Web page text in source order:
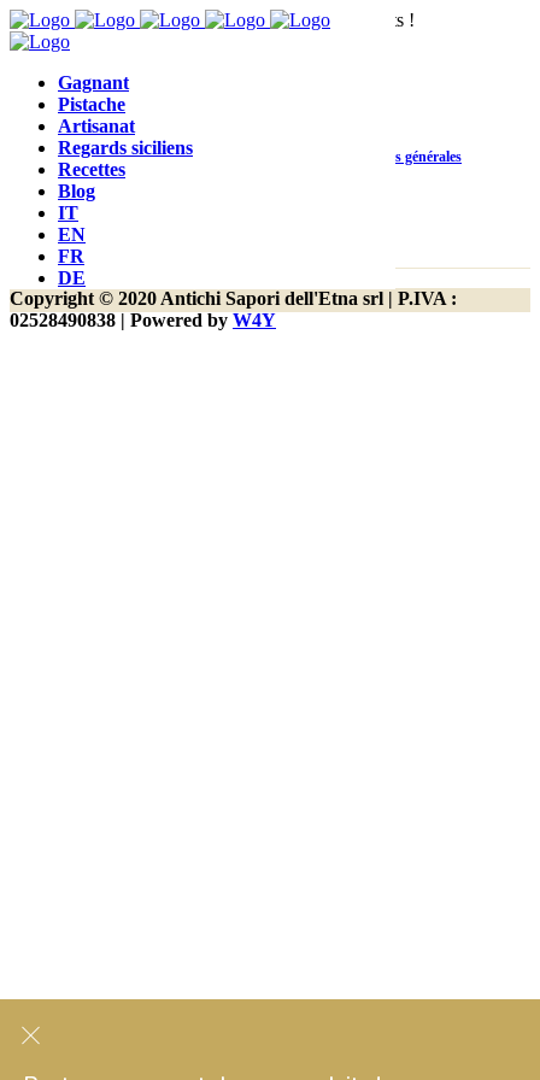
Gagnant
Pistache
Artisanat
Regards siciliens
Recettes
Blog
IT
EN
FR
DE
Nous sommes sur une page de catégorie de produits !
Contact Conditions générales
Copyright © 2020 Antichi Sapori dell'Etna srl | P.IVA :
02528490838 | Powered by W4Y